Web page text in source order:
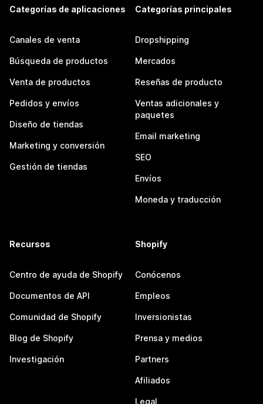
Categorías de aplicaciones
Canales de venta
Búsqueda de productos
Venta de productos
Pedidos y envíos
Diseño de tiendas
Marketing y conversión
Gestión de tiendas
Categorías principales
Dropshipping
Mercados
Reseñas de producto
Ventas adicionales y
paquetes
Email marketing
SEO
Envíos
Moneda y traducción
Recursos
Centro de ayuda de Shopify
Documentos de API
Comunidad de Shopify
Blog de Shopify
Investigación
Shopify
Conócenos
Empleos
Inversionistas
Prensa y medios
Partners
Afiliados
Legal